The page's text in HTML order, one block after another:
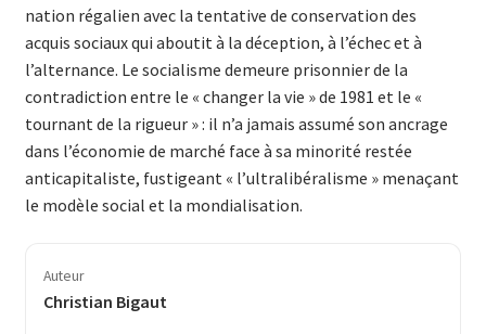
nation régalien avec la tentative de conservation des
acquis sociaux qui aboutit à la déception, à l’échec et à
l’alternance. Le socialisme demeure prisonnier de la
contradiction entre le « changer la vie » de 1981 et le «
tournant de la rigueur » : il n’a jamais assumé son ancrage
dans l’économie de marché face à sa minorité restée
anticapitaliste, fustigeant « l’ultralibéralisme » menaçant
le modèle social et la mondialisation.
Auteur
Christian Bigaut